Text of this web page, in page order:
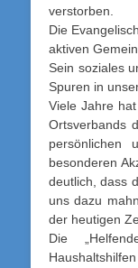
verstorben.
Die
aktiven
Sein soziales
Spuren in
Viele Jahre
Ortsverbands
persönlichen
besonderen
deutlich, dass
uns dazu
der heutigen
Die